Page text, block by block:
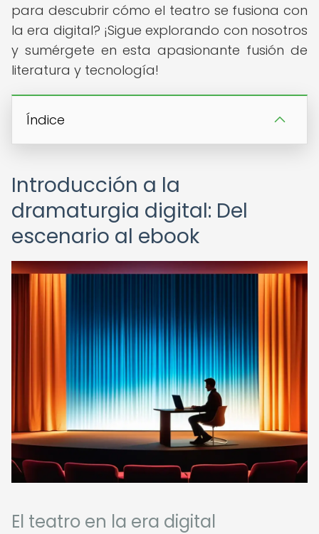
para descubrir cómo el teatro se fusiona con
la era digital? ¡Sigue explorando con nosotros
y sumérgete en esta apasionante fusión de
literatura y tecnología!
Índice
Introducción a la
dramaturgia digital: Del
escenario al ebook
El teatro en la era digital